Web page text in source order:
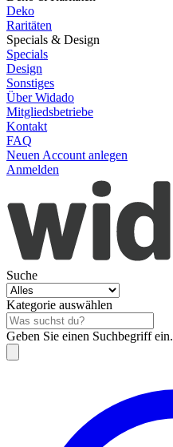
Deko
Raritäten
Specials & Design
Specials
Design
Sonstiges
Über Widado
Mitgliedsbetriebe
Kontakt
FAQ
Neuen Account anlegen
Anmelden
Suche
Kategorie auswählen
Geben Sie einen Suchbegriff ein.